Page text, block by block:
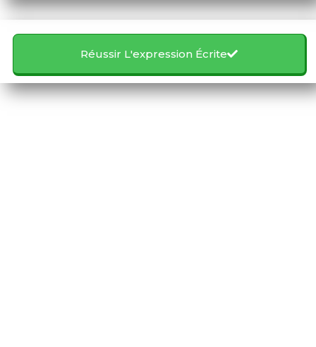
Réussir L'expression Écrite